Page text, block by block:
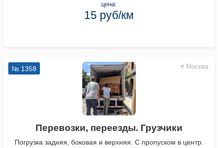
цена:
15 руб/км
Москва
№ 1358
Перевозки, переезды. Грузчики
Погрузка задняя, боковая и верхняя. С пропуском в центр.